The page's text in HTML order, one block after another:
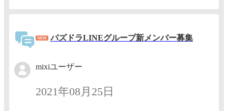
パズドラLINEグループ新メンバー募集
mixiユーザー
2021年08月25日